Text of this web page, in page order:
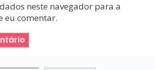
neste navegador para a
eu comentar.